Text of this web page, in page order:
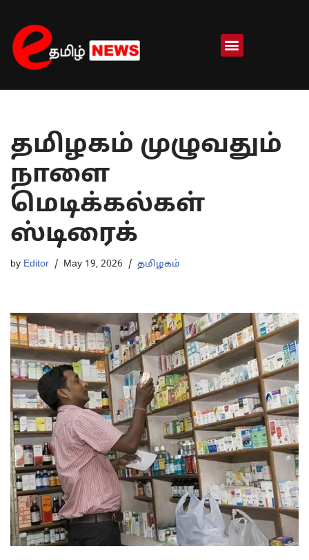
Skip
to
content
தமிழகம் முழுவதும்
நாளை
மெடிக்கல்கள்
ஸ்டிரைக்
by Editor May 19, 2026 தமிழகம்